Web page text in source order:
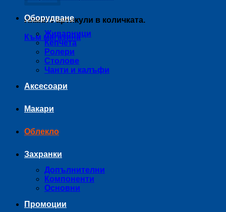
Нямате артикули в количката.
Към магазина
Оборудване
Живарници
Кепчета
Ролери
Столове
Чанти и калъфи
Аксесоари
Макари
Облекло
Захранки
Допълнителни
Компоненти
Основни
Промоции